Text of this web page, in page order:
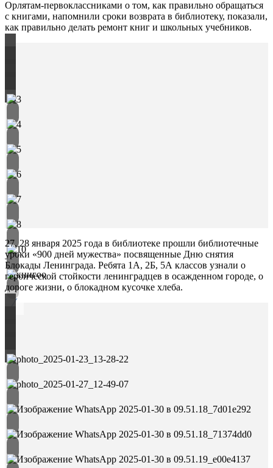
Орлятам-первоклассниками о том, как правильно обращаться
с книгами, напомнили сроки возврата в библиотеку, показали,
как правильно делать ремонт книг и школьных учебников.
/
27, 28 января 2025 года в библиотеке прошли библиотечные
уроки «900 дней мужества» посвященные Дню снятия
Блокады Ленинграда. Ребята 1А, 2Б, 5А классов узнали о
героической стойкости ленинградцев в осажденном городе, о
дороге жизни, о блокадном кусочке хлеба.